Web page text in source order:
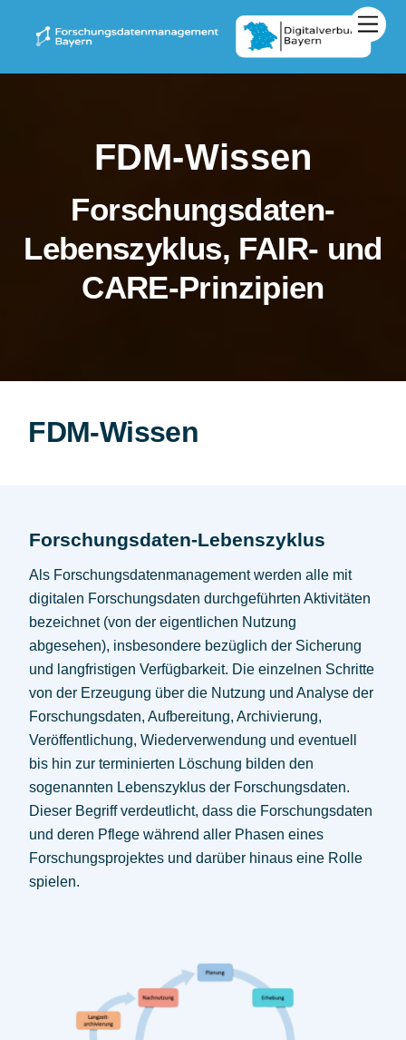
FDM-Wissen
Forschungsdaten-
Lebenszyklus, FAIR- und
CARE-Prinzipien
FDM-Wissen
Forschungsdaten-Lebenszyklus
Als Forschungsdatenmanagement werden alle mit
digitalen Forschungsdaten durchgeführten Aktivitäten
bezeichnet (von der eigentlichen Nutzung
abgesehen), insbesondere bezüglich der Sicherung
und langfristigen Verfügbarkeit. Die einzelnen Schritte
von der Erzeugung über die Nutzung und Analyse der
Forschungsdaten, Aufbereitung, Archivierung,
Veröffentlichung, Wiederverwendung und eventuell
bis hin zur terminierten Löschung bilden den
sogenannten Lebenszyklus der Forschungsdaten.
Dieser Begriff verdeutlicht, dass die Forschungsdaten
und deren Pflege während aller Phasen eines
Forschungsprojektes und darüber hinaus eine Rolle
spielen.